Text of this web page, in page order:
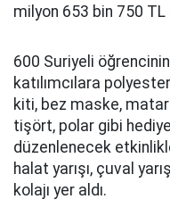
milyon 653 bin 750 TL
600 Suriyeli
katılımcılara
kiti, bez maske,
tişört, polar gibi
düzenlenecek
halat yarışı, çuval
kolajı yer aldı.